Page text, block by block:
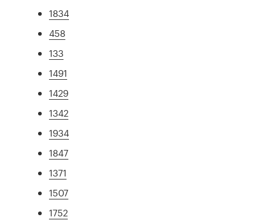
1834
458
133
1491
1429
1342
1934
1847
1371
1507
1752